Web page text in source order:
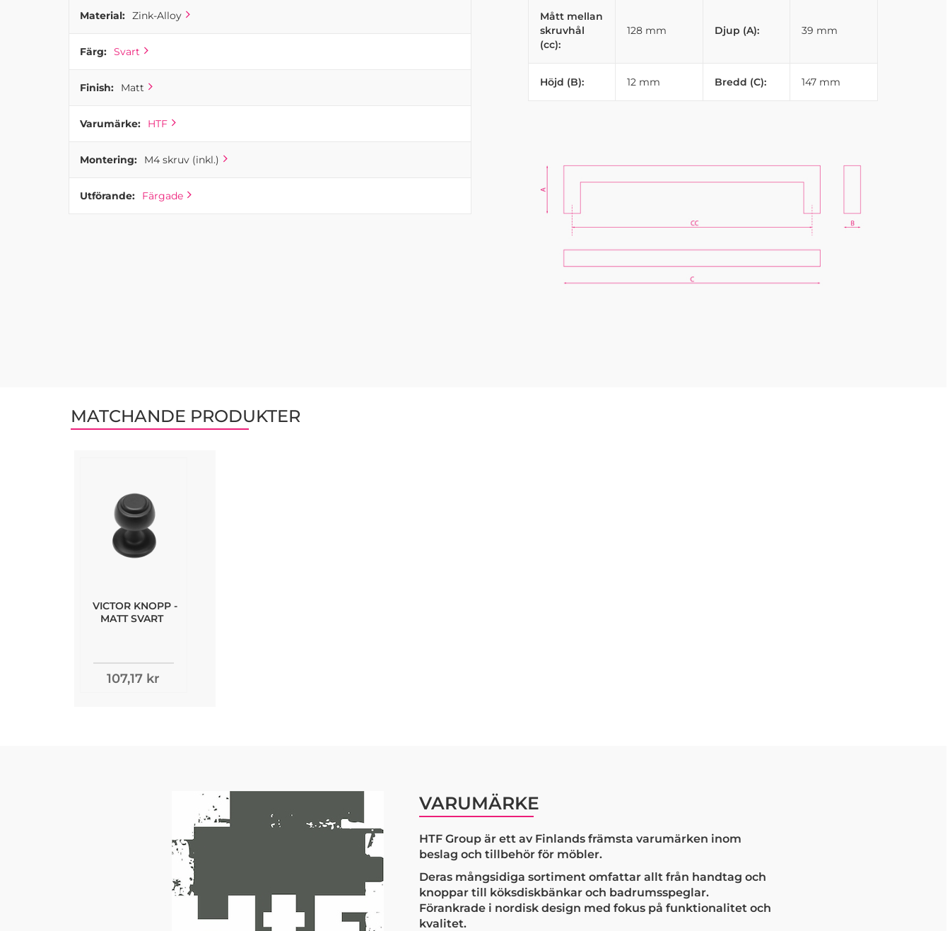
Material: Zink-Alloy
Färg: Svart
Finish: Matt
Varumärke: HTF
Montering: M4 skruv (inkl.)
Utförande: Färgade
Mått mellan
skruvhål
(cc):
128 mm Djup (A): 39 mm
Höjd (B): 12 mm Bredd (C): 147 mm
MATCHANDE PRODUKTER
VICTOR KNOPP -
MATT SVART
107,17 kr
VARUMÄRKE
HTF Group är ett av Finlands främsta varumärken inom
beslag och tillbehör för möbler.
Deras mångsidiga sortiment omfattar allt från handtag och
knoppar till köksdiskbänkar och badrumsspeglar.
Förankrade i nordisk design med fokus på funktionalitet och
kvalitet.